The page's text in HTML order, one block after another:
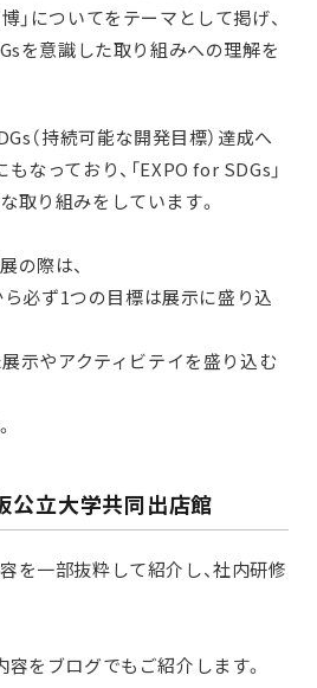
」についてをテーマとして掲げ、
を意識した取り組みへの理解を
（持続可能な開発目標）達成へ
なっており、「EXPO for SDGs」
取り組みをしています。
の際は、
ら必ず1つの目標は展示に盛り込
示やアクティビテイを盛り込む
立大学共同出店館
を一部抜粋して紹介し、社内研修
容をブログでもご紹介します。